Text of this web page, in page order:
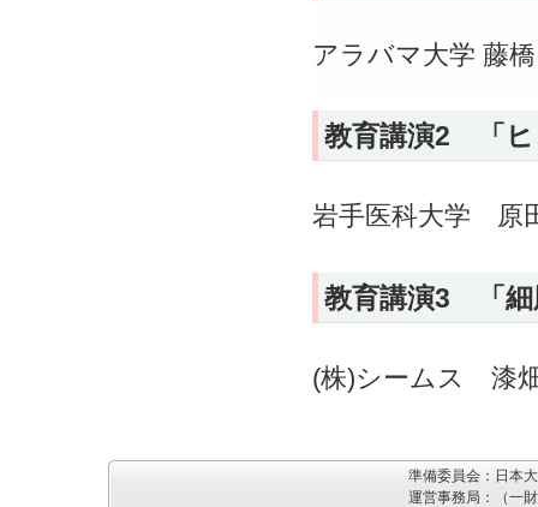
アラバマ大学 藤
教育講演2 「ヒ
岩手医科大学 原
教育講演3 「細
(株)シームス 漆
準備委員会：日本
運営事務局：（一